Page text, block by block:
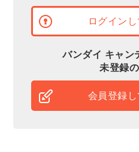
ログイン
バンダイ キャン
未登録
会員登録